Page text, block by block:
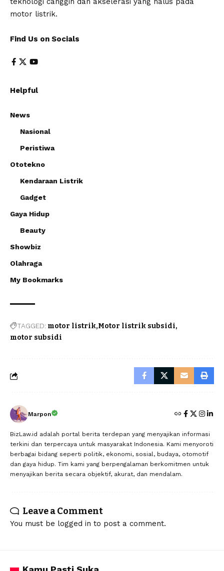
motor listrik.
Find Us on Socials
Helpful
News
Nasional
Peristiwa
Ototekno
Kendaraan Listrik
Gadget
Gaya Hidup
Beauty
Showbiz
Olahraga
My Bookmarks
TAGGED: motor listrik Motor listrik subsidi
motor subsidi
Marpon
BizLaw.id adalah portal berita terdepan yang menyajikan informasi
terkini dan terpercaya untuk masyarakat Indonesia. Kami menyoroti
berbagai bidang seperti politik, ekonomi, sosial, budaya, otomotif
dan gaya hidup. Tim kami yang berpengalaman berkomitmen untuk
menyajikan berita secara objektif, akurat, dan mendalam.
Leave a Comment
You must be logged in to post a comment.